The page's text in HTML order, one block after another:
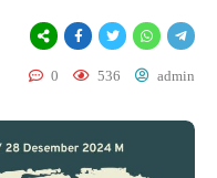
0 536 admin